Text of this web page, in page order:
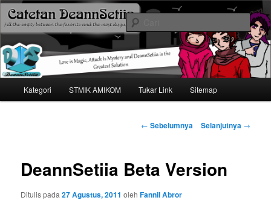
Catetan DS
Mari bermimpi dan ciptakan kehendak
Cari
Langsung
utama
Kategori STMIK AMIKOM Tukar Link Sitemap
Navigasi
← Sebelumnya Selanjutnya →
DeannSetiia Beta Version
Ditulis pada27 Agustus, 2011 olehFannil Abror